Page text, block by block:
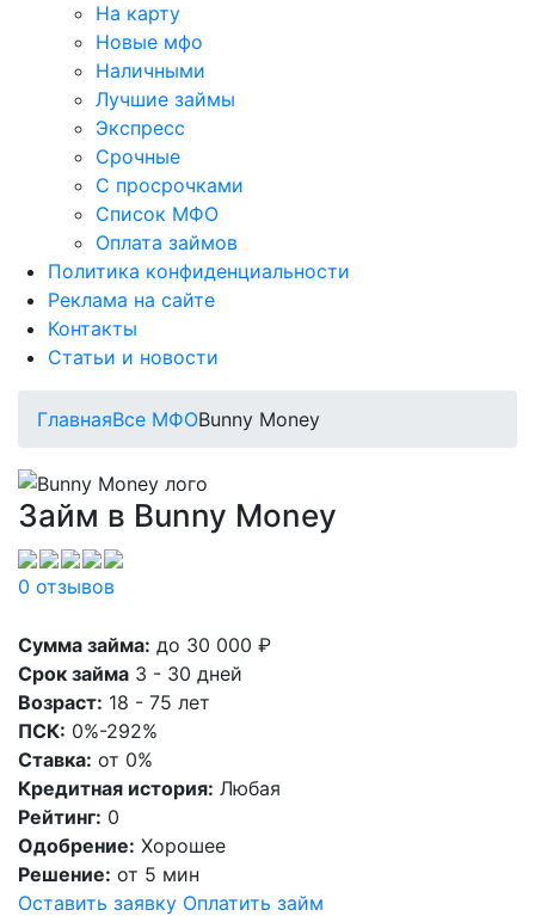
На карту
Новые мфо
Наличными
Лучшие займы
Экспресс
Срочные
С просрочками
Список МФО
Оплата займов
Политика конфиденциальности
Реклама на сайте
Контакты
Статьи и новости
ГлавнаяВсе МФОBunny Money
Займ в Bunny Money
0 отзывов
Сумма займа: до 30 000 ₽
Срок займа 3 - 30 дней
Возраст: 18 - 75 лет
ПСК: 0%-292%
Ставка: от 0%
Кредитная история: Любая
Рейтинг: 0
Одобрение: Хорошее
Решение: от 5 мин
Оставить заявку Оплатить займ